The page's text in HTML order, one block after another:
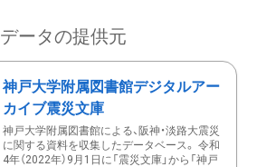
データの提供元
神戸大学附属図書館デジタルアー
カイブ震災文庫
神戸大学附属図書館による、阪神・淡路大震災
に関する資料を収集したデータベース。 令和
4年（2022年）9月1日に「震災文庫」から「神戸